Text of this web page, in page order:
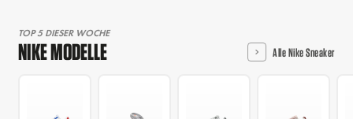
TOP 5 DIESER WOCHE
NIKE MODELLE Alle Nike Sneaker